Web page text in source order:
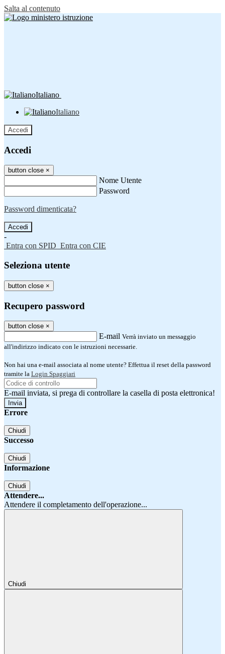
Salta al contenuto
Italiano
Italiano
Accedi
Accedi
button close ×
Nome Utente
Password
Password dimenticata?
-
Entra con SPID Entra con CIE
Seleziona utente
button close ×
Recupero password
button close ×
E-mail Verrà inviato un messaggio
all'indirizzo indicato con le istruzioni necessarie.
Non hai una e-mail associata al nome utente? Effettua il reset della password
tramite la Login Spaggiari
E-mail inviata, si prega di controllare la casella di posta elettronica!
Errore
Chiudi
Successo
Chiudi
Informazione
Chiudi
Attendere...
Attendere il completamento dell'operazione...
Chiudi